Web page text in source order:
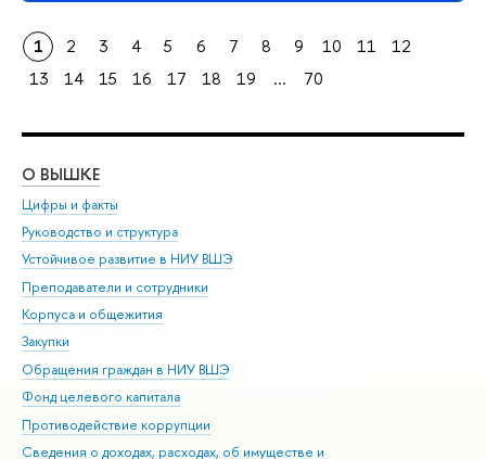
1 2 3 4 5 6 7 8 9 10 11
12
13
14 15 16 17 18 19 ... 70
О ВЫШКЕ
Цифры и факты
Руководство и структура
Устойчивое развитие в НИУ ВШЭ
Преподаватели и сотрудники
Корпуса и общежития
Закупки
Обращения граждан в НИУ ВШЭ
Фонд целевого капитала
Противодействие коррупции
Сведения о доходах, расходах, об имуществе и